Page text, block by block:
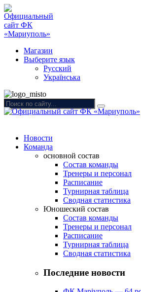
Магазин
Выберите язык
Русский
Українська
Новости
Команда
основной состав
Состав команды
Тренеры и персонал
Расписание
Турнирная таблица
Сводная статистика
Юношеский состав
Состав команды
Тренеры и персонал
Расписание
Турнирная таблица
Сводная статистика
Последние новости